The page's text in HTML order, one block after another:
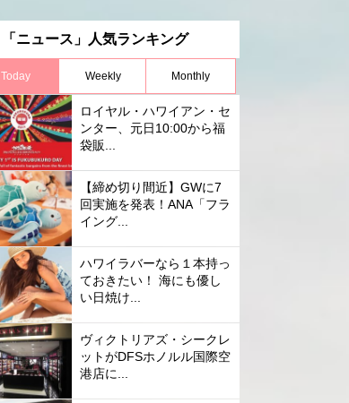
「ニュース」人気ランキング
Today Weekly Monthly
ロイヤル・ハワイアン・セ
ンター、元日10:00から福
袋販...
【締め切り間近】GWに7
回実施を発表！ANA「フラ
イング...
ハワイラバーなら１本持っ
ておきたい！ 海にも優し
い日焼け...
ヴィクトリアズ・シークレ
ットがDFSホノルル国際空
港店に...